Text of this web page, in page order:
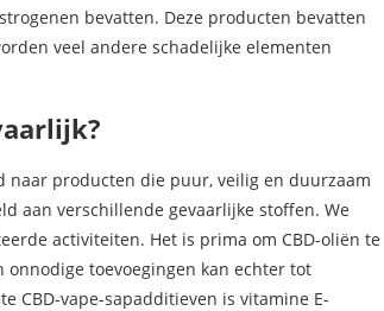
bevatten. Deze producten bevatten
veel andere schadelijke elementen
naar producten die puur, veilig en duurzaam
aan verschillende gevaarlijke stoffen. We
activiteiten. Het is prima om CBD-oliën te
toevoegingen kan echter tot
CBD-vape-sapadditieven is vitamine E-